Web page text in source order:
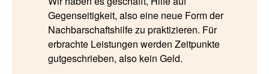
Gegenseitigkeit, also eine neue Form der
Nachbarschaftshilfe zu praktizieren. Für
erbrachte Leistungen werden Zeitpunkte
gutgeschrieben, also kein Geld.